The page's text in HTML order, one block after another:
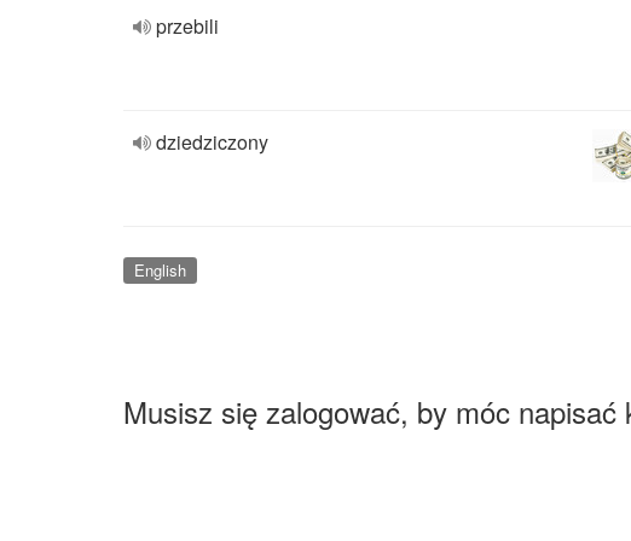
przebili
dziedziczony
English
Musisz się zalogować, by móc napisać